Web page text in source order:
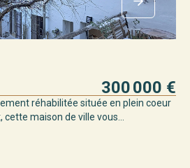
300 000 €
réhabilitée située en plein coeur
maison de ville vous...